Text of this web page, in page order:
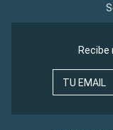
TU EMAIL